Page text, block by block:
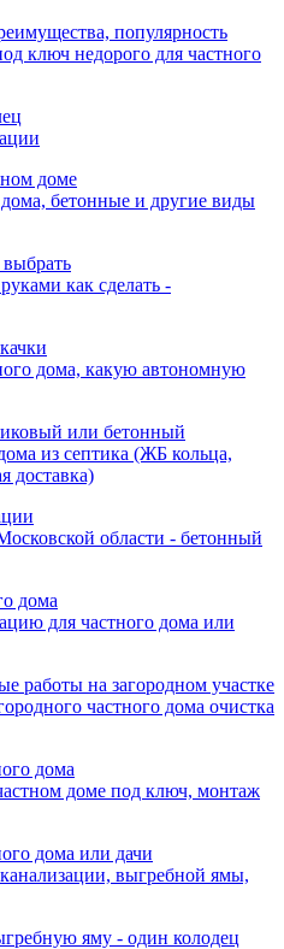
популярность
доме
или бетонный
дома
работы на загородном участке
дома
дома или дачи
яму - один колодец